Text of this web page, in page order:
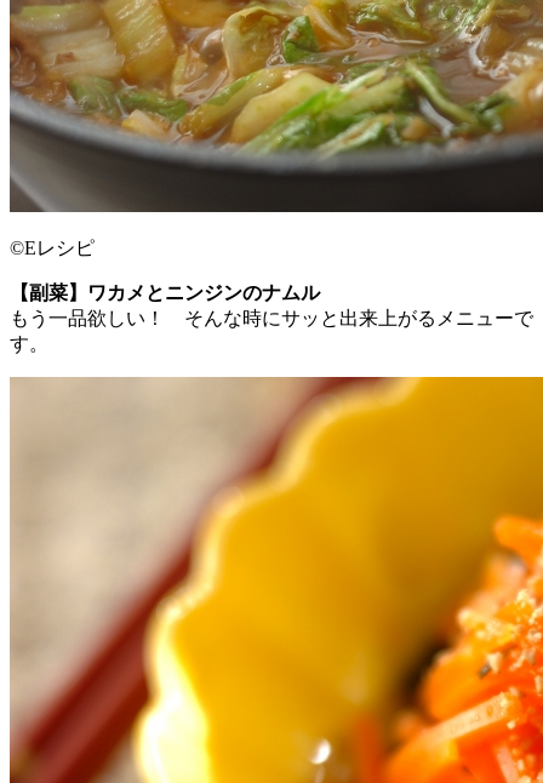
©Eレシピ
【副菜】ワカメとニンジンのナムル
もう一品欲しい！ そんな時にサッと出来上がるメニューで
す。